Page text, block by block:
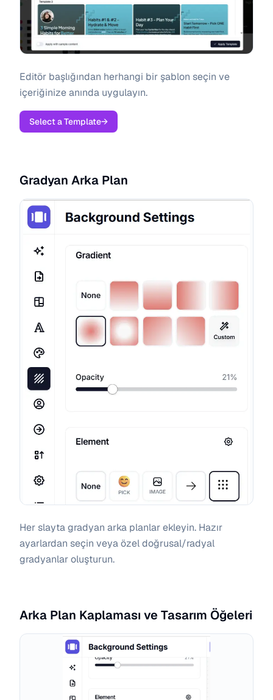
Editör başlığından herhangi bir şablon seçin ve
içeriğinize anında uygulayın.
Select a Template→
Gradyan Arka Plan
Her slayta gradyan arka planlar ekleyin. Hazır
ayarlardan seçin veya özel doğrusal/radyal
gradyanlar oluşturun.
Arka Plan Kaplaması ve Tasarım Öğeleri